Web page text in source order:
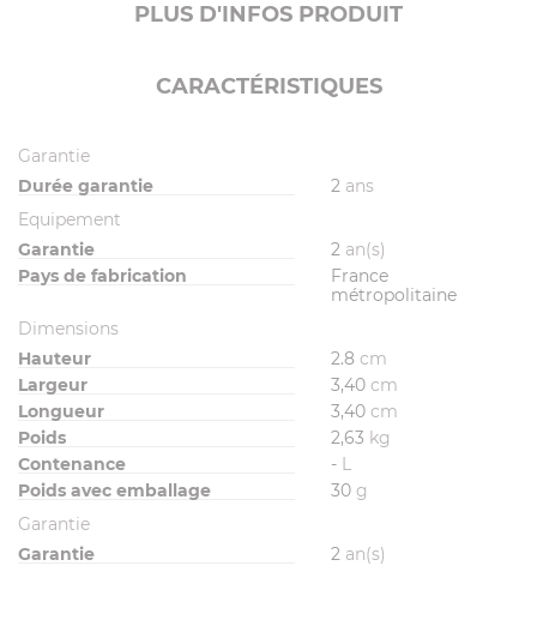
PLUS D'INFOS PRODUIT
CARACTÉRISTIQUES
Garantie
Durée garantie
2 ans
Equipement
Garantie
2 an(s)
Pays de fabrication
France
métropolitaine
Dimensions
Hauteur
2.8 cm
Largeur
3,40 cm
Longueur
3,40 cm
Poids
2,63 kg
Contenance
- L
Poids avec emballage
30 g
Garantie
Garantie
2 an(s)